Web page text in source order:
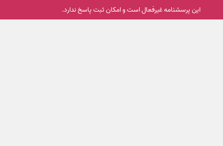
این پرسشنامه غیر‌فعال است و امکان ثبت پاسخ ندارد.